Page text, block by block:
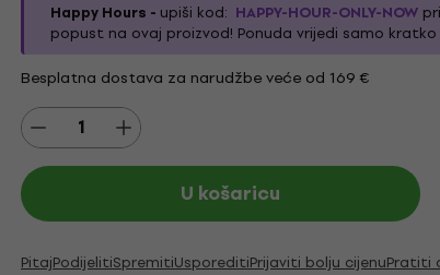
Happy Hours - upiši kod: HAPPY-HOUR-ONLY-NOW
popust na ovaj proizvod! Ponuda vrijedi samo kratko
Besplatna dostava za narudžbe veće od 169 €
U košaricu
PitajPodijelitiSpremitiUsporeditiPrijaviti bolju cijenuPratiti